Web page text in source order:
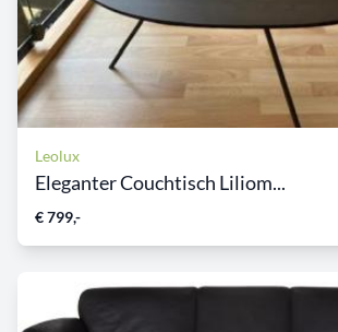
Leolux
Eleganter Couchtisch Liliom...
€ 799,-